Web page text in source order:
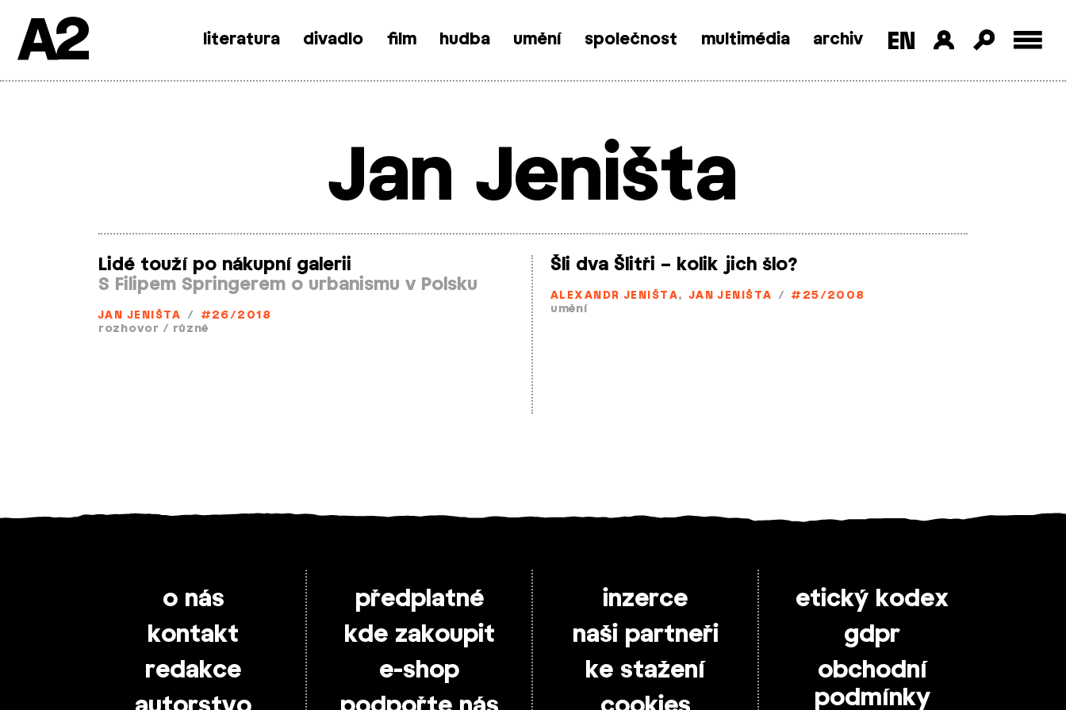
SkipA2 literatura divadlo film hudba umění společnost multimédia archiv
Jan Jeništa
Lidé touží po nákupní galerii
S Filipem Springerem o urbanismu v Polsku
JAN JENIŠTA /
#26/2018
rozhovor / různé
Šli dva Šlitři – kolik jich šlo?
ALEXANDR JENIŠTA, JAN JENIŠTA / #25/2008
umění
o nás
kontakt
redakce
předplatné
kde zakoupit
e-shop
inzerce
naši partneři
ke stažení
etický kodex
gdpr
obchodní
podmínky